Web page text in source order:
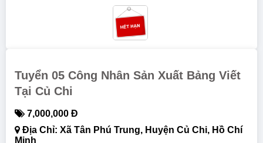
Tuyển 05 Công Nhân Sản Xuất Bảng Viết
Tại Củ Chi
7,000,000 Đ
Địa Chỉ: Xã Tân Phú Trung, Huyện Củ Chi, Hồ Chí
Minh